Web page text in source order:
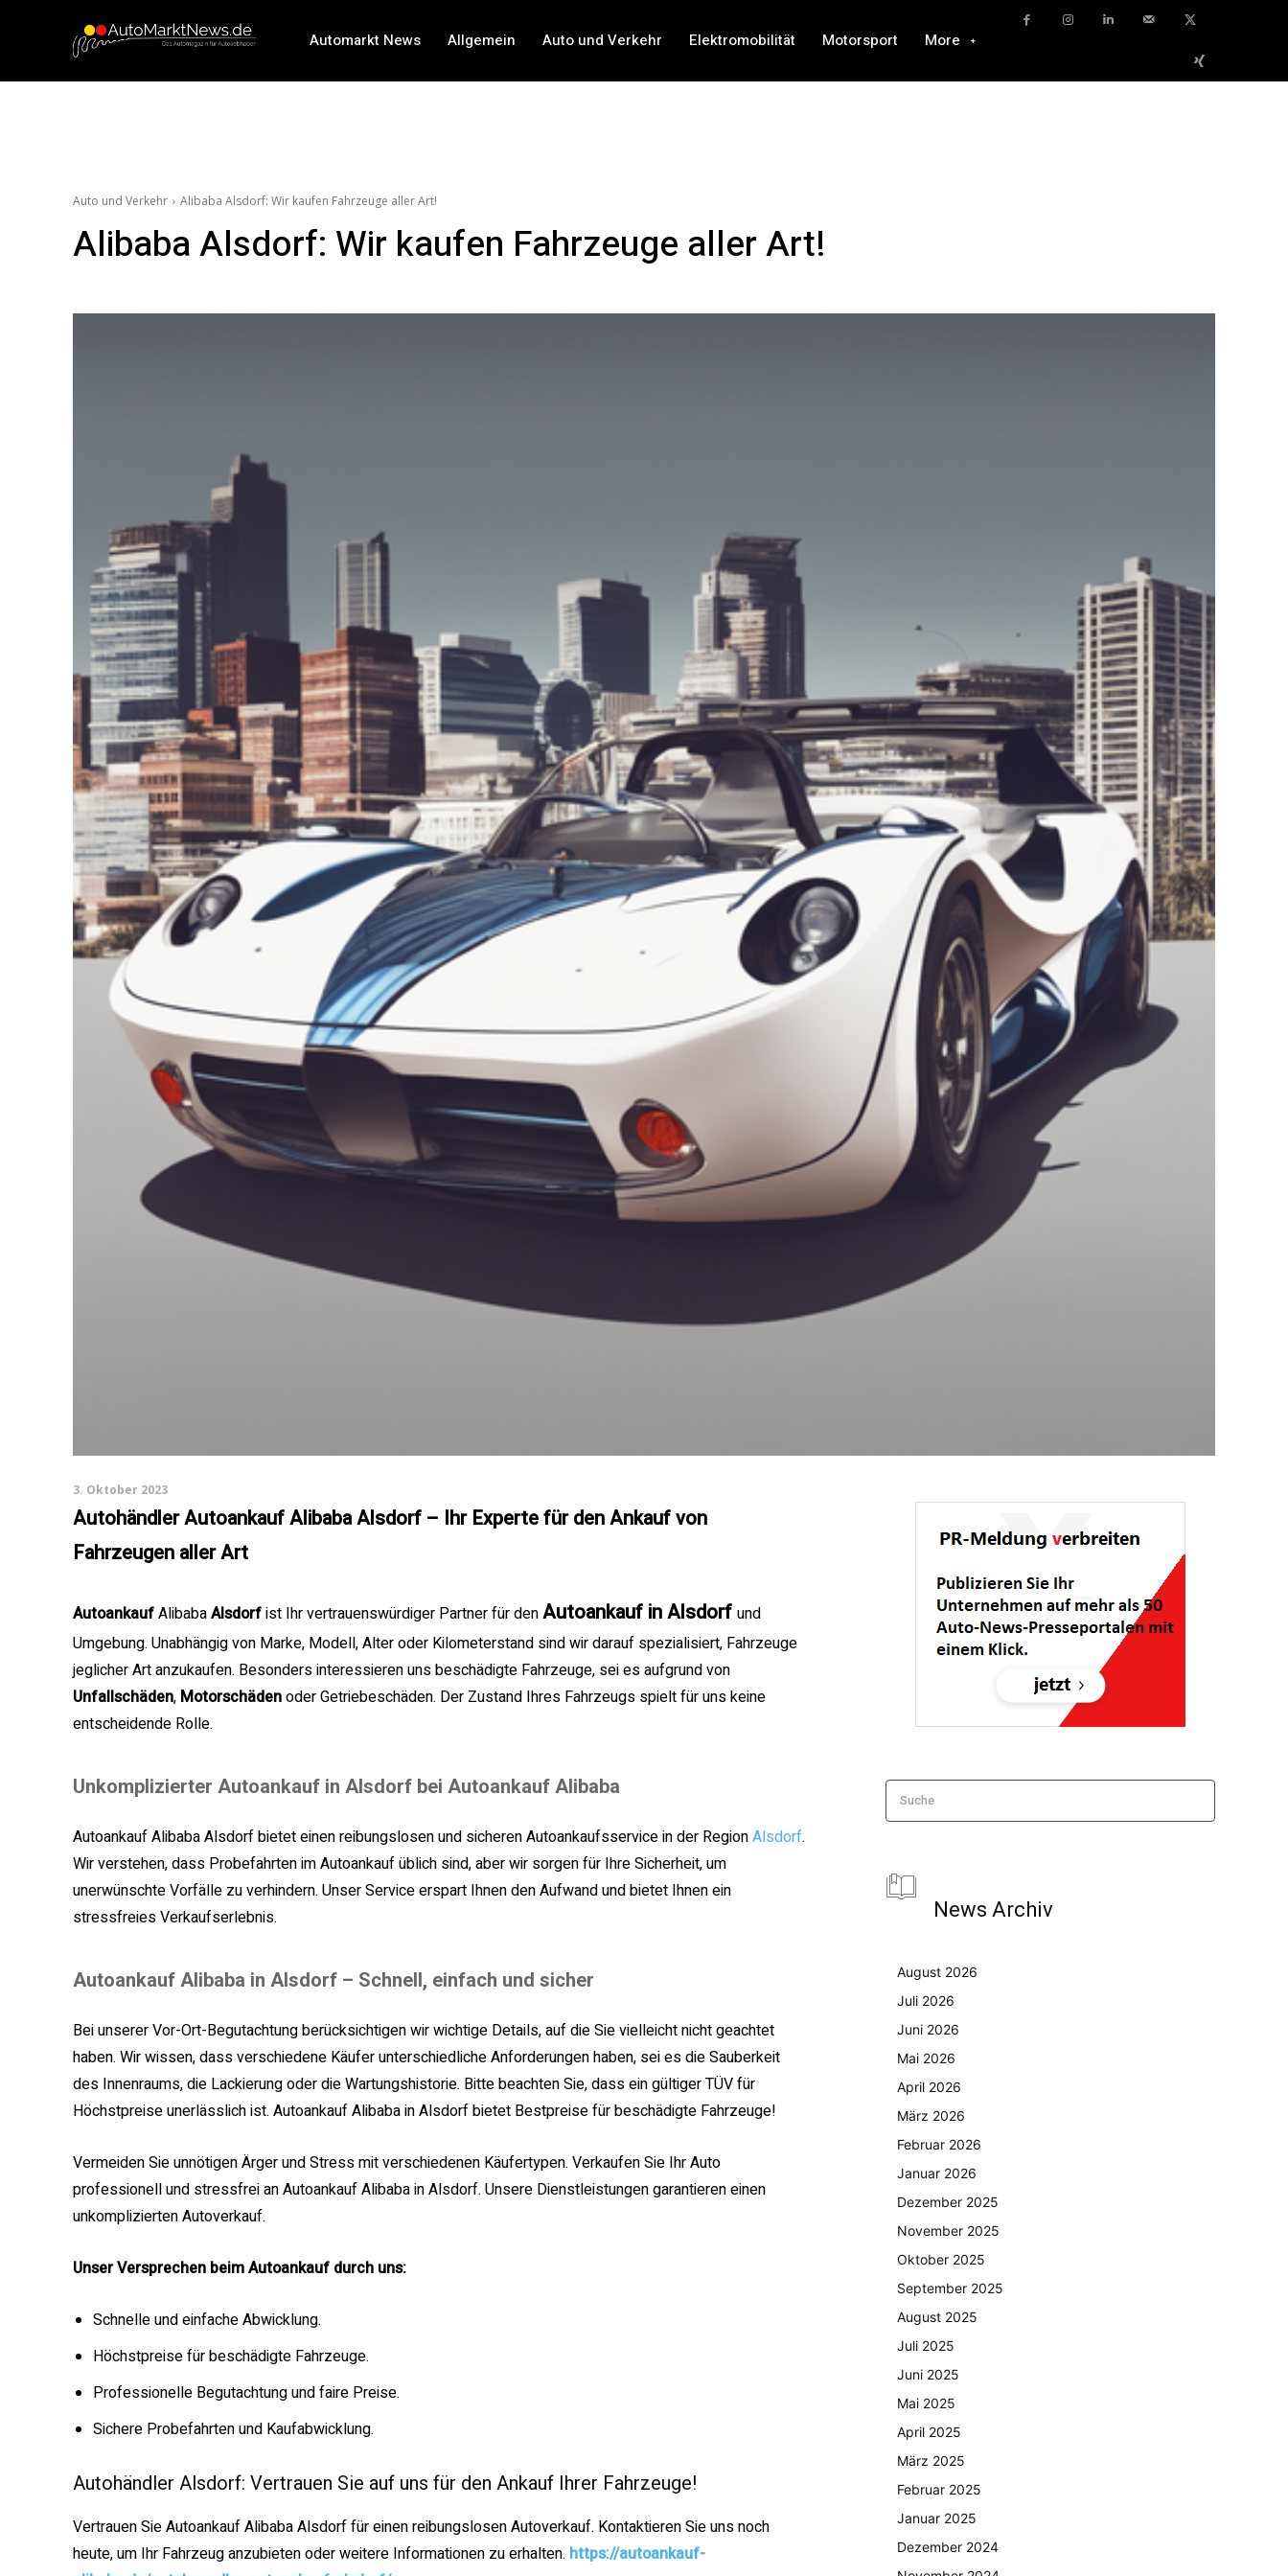
Automarkt News Allgemein Auto und Verkehr Elektromobilität Motorsport More
Auto und Verkehr Alibaba Alsdorf: Wir kaufen Fahrzeuge aller Art!
Alibaba Alsdorf: Wir kaufen Fahrzeuge aller Art!
3. Oktober 2023
Autohändler Autoankauf Alibaba Alsdorf – Ihr Experte für den Ankauf von
Fahrzeugen aller Art
AutoankaufAlibabaAlsdorfist Ihr vertrauenswürdiger Partner für denAutoankauf in Alsdorf und
Umgebung. Unabhängig von Marke, Modell, Alter oder Kilometerstand sind wir darauf spezialisiert, Fahrzeuge
jeglicher Art anzukaufen. Besonders interessieren uns beschädigte Fahrzeuge, sei es aufgrund von
Unfallschäden, Motorschädenoder Getriebeschäden. Der Zustand Ihres Fahrzeugs spielt für uns keine
entscheidende Rolle.
Unkomplizierter Autoankauf in Alsdorf bei Autoankauf Alibaba
Autoankauf Alibaba Alsdorf bietet einen reibungslosen und sicheren Autoankaufsservice in der RegionAlsdorf.
Wir verstehen, dass Probefahrten im Autoankauf üblich sind, aber wir sorgen für Ihre Sicherheit, um
unerwünschte Vorfälle zu verhindern. Unser Service erspart Ihnen den Aufwand und bietet Ihnen ein
stressfreies Verkaufserlebnis.
Autoankauf Alibaba in Alsdorf – Schnell, einfach und sicher
Bei unserer Vor-Ort-Begutachtung berücksichtigen wir wichtige Details, auf die Sie vielleicht nicht geachtet
haben. Wir wissen, dass verschiedene Käufer unterschiedliche Anforderungen haben, sei es die Sauberkeit
des Innenraums, die Lackierung oder die Wartungshistorie. Bitte beachten Sie, dass ein gültiger TÜV für
Höchstpreise unerlässlich ist. Autoankauf Alibaba in Alsdorf bietet Bestpreise für beschädigte Fahrzeuge!
Vermeiden Sie unnötigen Ärger und Stress mit verschiedenen Käufertypen. Verkaufen Sie Ihr Auto
professionell und stressfrei an Autoankauf Alibaba in Alsdorf. Unsere Dienstleistungen garantieren einen
unkomplizierten Autoverkauf.
Unser Versprechen beim Autoankauf durch uns:
Schnelle und einfache Abwicklung.
Höchstpreise für beschädigte Fahrzeuge.
Professionelle Begutachtung und faire Preise.
Sichere Probefahrten und Kaufabwicklung.
Autohändler Alsdorf: Vertrauen Sie auf uns für den Ankauf Ihrer Fahrzeuge!
Vertrauen Sie Autoankauf Alibaba Alsdorf für einen reibungslosen Autoverkauf. Kontaktieren Sie uns noch
heute, um Ihr Fahrzeug anzubieten oder weitere Informationen zu erhalten. https://autoankauf-
Suche
News Archiv
August 2026
Juli 2026
Juni 2026
Mai 2026
April 2026
März 2026
Februar 2026
Januar 2026
Dezember 2025
November 2025
Oktober 2025
September 2025
August 2025
Juli 2025
Juni 2025
Mai 2025
April 2025
März 2025
Februar 2025
Januar 2025
Dezember 2024